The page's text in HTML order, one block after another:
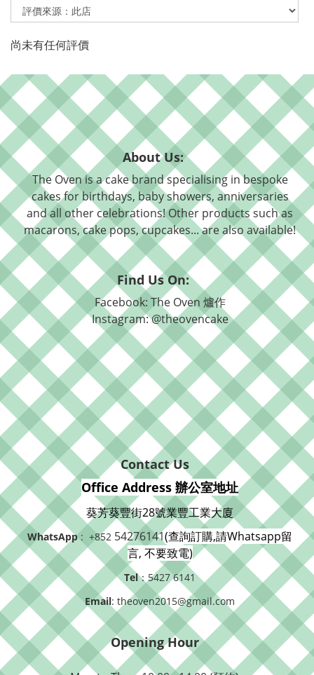
尚未有任何評價
About Us:
The Oven is a cake brand specialising in bespoke
cakes for birthdays, baby showers, anniversaries
and all other celebrations! Other products such as
macarons, cake pops, cupcakes... are also available!
Find Us On:
Facebook: The Oven 爐作
Instagram: @theovencake
Contact Us
Office Address 辦公室地址
葵芳葵豐街28號業豐工業大廈
WhatsApp: +852 54276141(查詢訂購,請Whatsapp留
言, 不要致電)
Tel：5427 6141
Email: theoven2015@gmail.com
Opening Hour